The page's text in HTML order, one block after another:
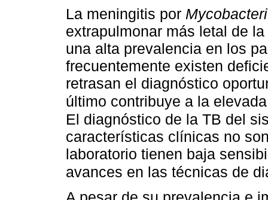
La meningitis por
extrapulmonar más letal de
una alta prevalencia en los
frecuentemente existen
retrasan el diagnóstico
último contribuye a la
El diagnóstico de la TB del
características clínicas no
laboratorio tienen baja
avances en las técnicas de